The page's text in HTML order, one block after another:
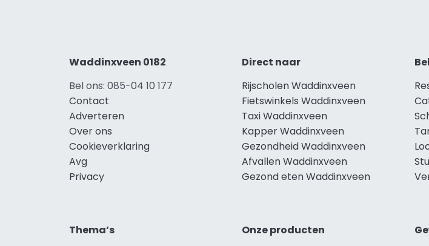
Waddinxveen 0182
Bel ons: 085-04 10 177
Contact
Adverteren
Over ons
Cookieverklaring
Avg
Privacy
Direct naar
Rijscholen Waddinxveen
Fietswinkels Waddinxveen
Taxi Waddinxveen
Kapper Waddinxveen
Gezondheid Waddinxveen
Afvallen Waddinxveen
Gezond eten Waddinxveen
Thema’s
Onze producten